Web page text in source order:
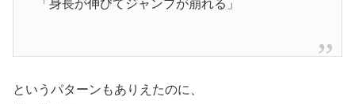
「身長が伸びてジャンプが崩れる」
というパターンもありえたのに、